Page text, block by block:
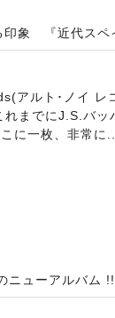
印象 『近代スペ
アルト･ノイ レ
れまでにJ.S.バッ
に一枚、非常に...
ニューアルバム